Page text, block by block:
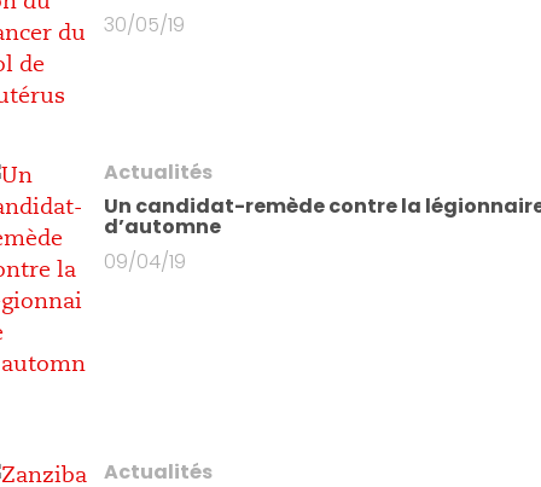
30/05/19
Actualités
Un candidat-remède contre la
d’automne
09/04/19
Actualités